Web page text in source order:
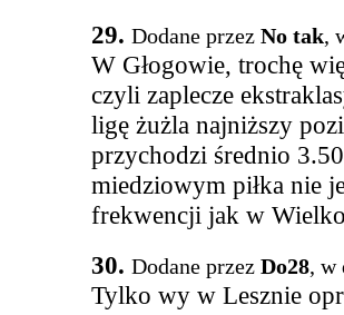
29. Dodane przez No tak,
W Głogowie, trochę
czyli zaplecze
ligę żużla najniższy
przychodzi średnio
miedziowym piłka nie
frekwencji jak w
30. Dodane przez Do28, w
Tylko wy w Lesznie